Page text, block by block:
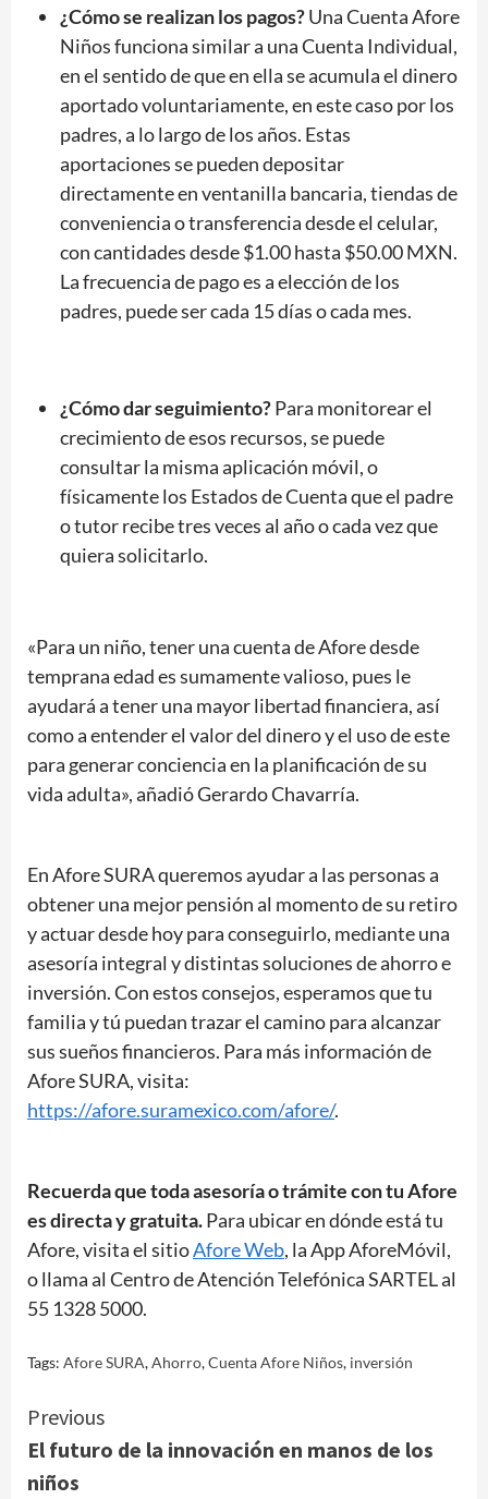
¿Cómo se realizan los pagos?Una Cuenta Afore
Niños funciona similar a una Cuenta Individual,
en el sentido de que en ella se acumula el dinero
aportado voluntariamente, en este caso por los
padres, a lo largo de los años. Estas
aportaciones se pueden depositar
directamente en ventanilla bancaria, tiendas de
conveniencia o transferencia desde el celular,
con cantidades desde $1.00 hasta $50.00 MXN.
La frecuencia de pago es a elección de los
padres, puede ser cada 15 días o cada mes.
¿Cómo dar seguimiento?Para monitorear el
crecimiento de esos recursos, se puede
consultar la misma aplicación móvil, o
físicamente los Estados de Cuenta que el padre
o tutor recibe tres veces al año o cada vez que
quiera solicitarlo.
«Para un niño, tener una cuenta de Afore desde
temprana edad es sumamente valioso, pues le
ayudará a tener una mayor libertad financiera, así
como a entender el valor del dinero y el uso de este
para generar conciencia en la planificación de su
vida adulta», añadió Gerardo Chavarría.
En Afore SURA queremos ayudar a las personas a
obtener una mejor pensión al momento de su retiro
y actuar desde hoy para conseguirlo, mediante una
asesoría integral y distintas soluciones de ahorro e
inversión. Con estos consejos, esperamos que tu
familia y tú puedan trazar el camino para alcanzar
sus sueños financieros. Para más información de
Afore SURA, visita:
https://afore.suramexico.com/afore/.
Recuerda que toda asesoría o trámite con tu Afore
es directa y gratuita.Para ubicar en dónde está tu
Afore, visita el sitioAfore Web, la App AforeMóvil,
o llama al Centro de Atención Telefónica SARTEL al
55 1328 5000.
Tags: Afore SURA,Ahorro,Cuenta Afore Niños, inversión
Continue
Reading
Previous
El futuro de la innovación en manos de los
niños